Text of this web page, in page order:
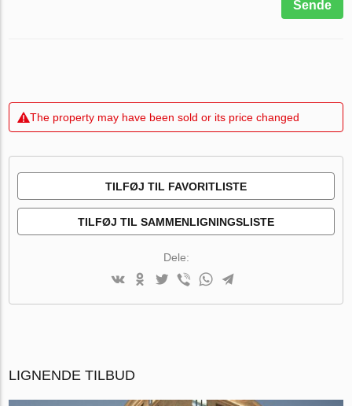
Sende
The property may have been sold or its price changed
TILFØJ TIL FAVORITLISTE
TILFØJ TIL SAMMENLIGNINGSLISTE
Dele:
LIGNENDE TILBUD